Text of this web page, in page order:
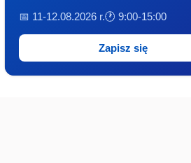
📅 11-12.08.2026 r.🕐 9:00-15:00
Zapisz się